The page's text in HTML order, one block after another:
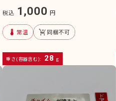
税込 1,000 円
device_thermostat 常温 remove_shopping_cart同梱不可
重さ(容器含む): 28 g